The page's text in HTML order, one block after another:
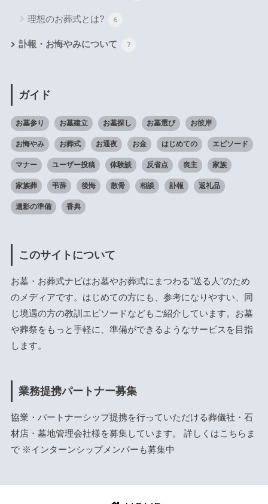
理想のお葬式とは? 6
訃報・お悔やみについて 7
ガイド
お墓参り お墓建立 お墓探し お墓選び お彼岸
お悔やみ お葬式 お通夜 お金 はじめての エピソード
マナー ユーザー投稿 体験談 反省点 喪主 家族
家族葬 弔辞 後悔 散骨 相談 訃報 返礼品
遺影の準備 香典
このサイトについて
お墓・お葬式ナビはお墓やお葬式にまつわる"送る人"のため
のメディアです。はじめての方にも、参考になりやすい、同
じ境遇の方の教訓エピソードなどもご紹介しています。お墓
や葬祭をもっと手軽に、準備ができるようなサービスを目指
します。
業務提携パートナー募集
協業・パートナーシップ提携を行っていただける葬儀社・石
材店・墓地管理会社様を募集しています。 詳しくはこちら ま
で ※インターンシップメンバーも募集中